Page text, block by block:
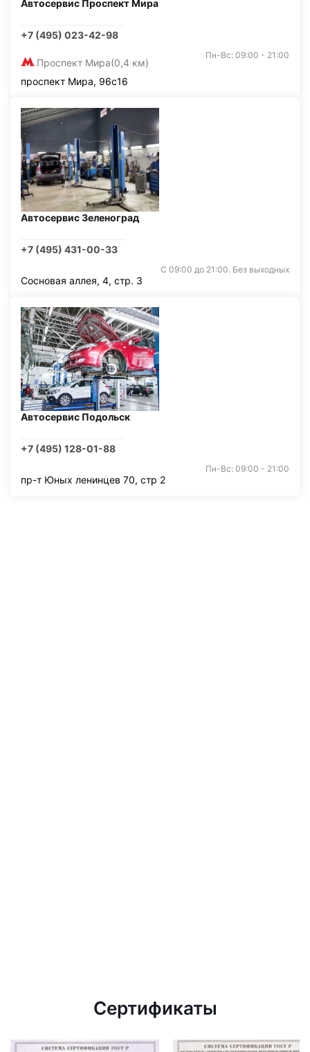
Автосервис Проспект Мира
+7 (495) 023-42-98
Проспект Мира(0,4 км)
Пн-Вс: 09:00 - 21:00
проспект Мира, 96с16
Автосервис Зеленоград
+7 (495) 431-00-33
С 09:00 до 21:00. Без выходных
Сосновая аллея, 4, стр. 3
Автосервис Подольск
+7 (495) 128-01-88
Пн-Вс: 09:00 - 21:00
пр-т Юных ленинцев 70, стр 2
Сертификаты